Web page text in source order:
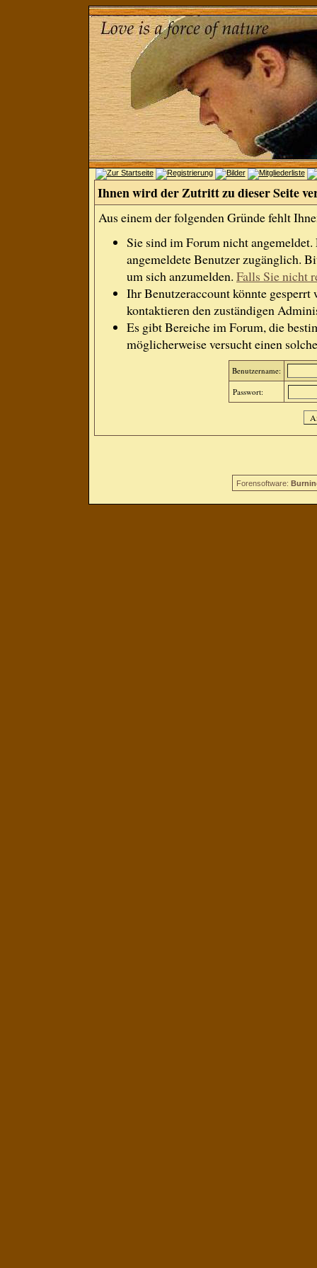
Ihnen wird der Zutritt zu dieser Seite
Aus einem der folgenden Gründe fehlt
Sie sind im Forum nicht
angemeldete Benutzer zugänglich.
um sich anzumelden. Falls Sie nicht
Ihr Benutzeraccount könnte gesperrt
kontaktieren den zuständigen
Es gibt Bereiche im Forum, die
möglicherweise versucht einen
Benutzername:
Passwort:
Forensoftware: